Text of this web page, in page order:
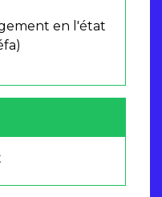
en l'état